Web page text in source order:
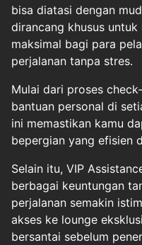
bisa diatasi dengan
dirancang khusus
maksimal bagi para
perjalanan tanpa stres.
Mulai dari proses
bantuan personal di
ini memastikan kamu
bepergian yang efisien
Selain itu, VIP
berbagai keuntungan
perjalanan semakin
akses ke lounge
bersantai sebelum